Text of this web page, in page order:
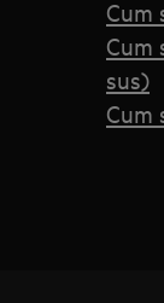
Cum
Cum
sus)
Cum